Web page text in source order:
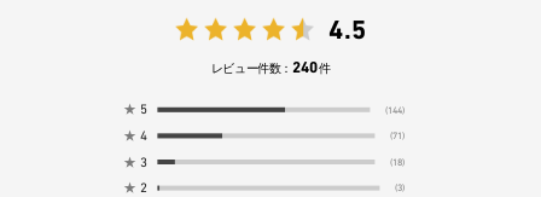
4.5
レビュー件数： 240件
★ 5 (144)
★ 4 (71)
★ 3 (18)
★ 2 (3)